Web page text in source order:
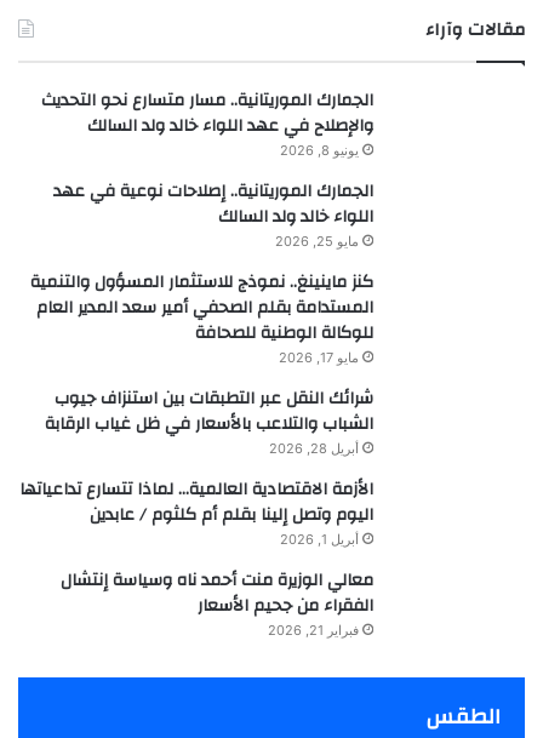
مقالات وآراء
الجمارك الموريتانية.. مسار متسارع نحو التحديث
والإصلاح في عهد اللواء خالد ولد السالك
يونيو 8, 2026
الجمارك الموريتانية.. إصلاحات نوعية في عهد
اللواء خالد ولد السالك
مايو 25, 2026
كنز ماينينغ.. نموذج للاستثمار المسؤول والتنمية
المستدامة بقلم الصحفي أمير سعد المدير العام
للوكالة الوطنية للصحافة
مايو 17, 2026
شرائك النقل عبر التطبقات بين استنزاف جيوب
الشباب والتلاعب بالأسعار في ظل غياب الرقابة
أبريل 28, 2026
الأزمة الاقتصادية العالمية… لماذا تتسارع تداعياتها
اليوم وتصل إلينا بقلم أم كلثوم / عابدين
أبريل 1, 2026
معالي الوزيرة منت أحمد ناه وسياسة إنتشال
الفقراء من جحيم الأسعار
فبراير 21, 2026
الطقس